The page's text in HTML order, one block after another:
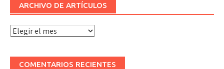
ARCHIVO DE ARTÍCULOS
Archivo
COMENTARIOS RECIENTES